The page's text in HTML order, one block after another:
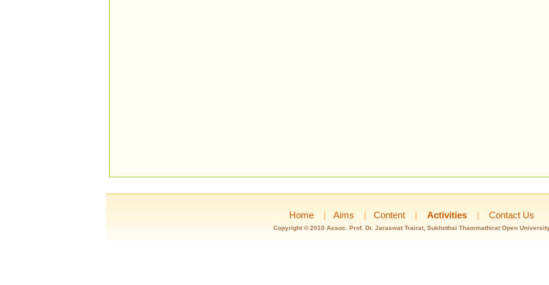
Home | Aims | Content | Activities | Contact Us
Copyright © 2010 Assoc. Prof. Dr. Jaraswat Trairat, Sukhothai Thammathirat Open